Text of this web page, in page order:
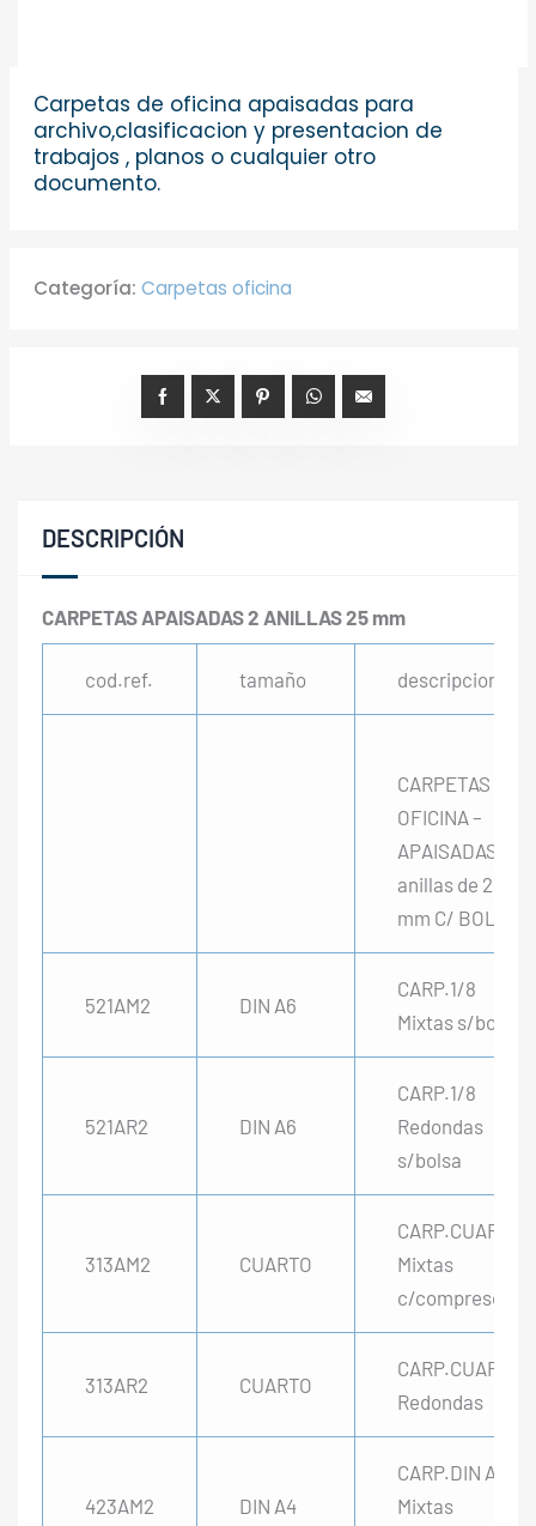
Carpetas de oficina apaisadas para
archivo,clasificacion y presentacion de
trabajos , planos o cualquier otro
documento.
Categoría: Carpetas oficina
DESCRIPCIÓN
CARPETAS APAISADAS 2 ANILLAS 25 mm
cod.ref. tamaño descripcion
CARPETAS de
OFICINA –
APAISADAS 2
anillas de 25
mm C/ BOLSA
521AM2 DIN A6
CARP.1/8
Mixtas s/bolsa
521AR2 DIN A6
CARP.1/8
Redondas
s/bolsa
313AM2 CUARTO
CARP.CUARTO
Mixtas
c/compresor
313AR2 CUARTO
CARP.CUARTO
Redondas
423AM2 DIN A4
CARP.DIN A4
Mixtas